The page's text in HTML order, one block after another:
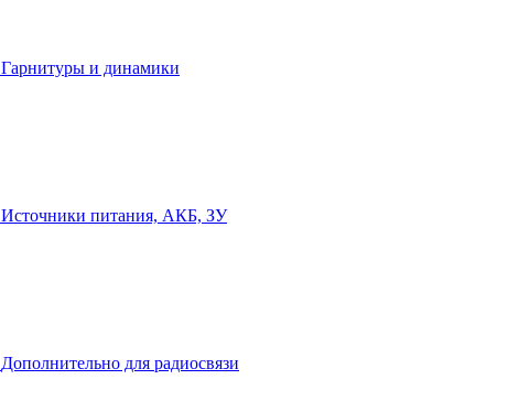
Гарнитуры и динамики
Источники питания, АКБ, ЗУ
Дополнительно для радиосвязи